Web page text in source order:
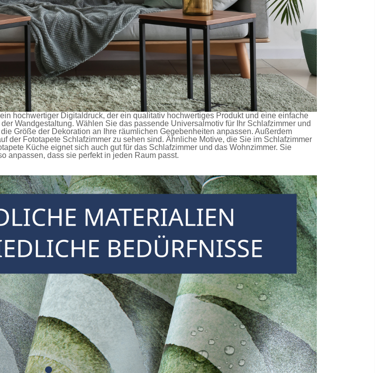
hochwertiger Digitaldruck, der ein qualitativ hochwertiges Produkt und eine einfache
Wandgestaltung. Wählen Sie das passende Universalmotiv für Ihr Schlafzimmer und
Größe der Dekoration an Ihre räumlichen Gegebenheiten anpassen. Außerdem
der Fototapete Schlafzimmer zu sehen sind. Ähnliche Motive, die Sie im Schlafzimmer
Küche eignet sich auch gut für das Schlafzimmer und das Wohnzimmer. Sie
anpassen, dass sie perfekt in jeden Raum passt.